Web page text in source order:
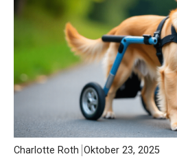
Charlotte Roth Oktober 23, 2025